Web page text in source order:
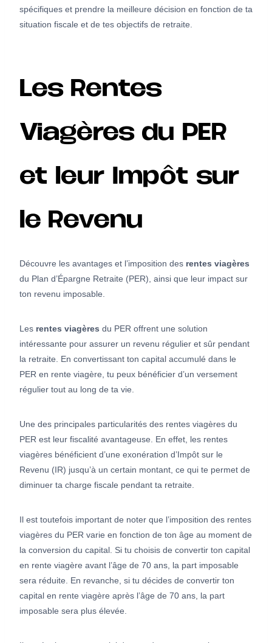
spécifiques et prendre la meilleure décision en fonction de ta
situation fiscale et de tes objectifs de retraite.
Les Rentes
Viagères du PER
et leur Impôt sur
le Revenu
Découvre les avantages et l’imposition des rentes viagères
du Plan d’Épargne Retraite (PER), ainsi que leur impact sur
ton revenu imposable.
Les rentes viagères du PER offrent une solution
intéressante pour assurer un revenu régulier et sûr pendant
la retraite. En convertissant ton capital accumulé dans le
PER en rente viagère, tu peux bénéficier d’un versement
régulier tout au long de ta vie.
Une des principales particularités des rentes viagères du
PER est leur fiscalité avantageuse. En effet, les rentes
viagères bénéficient d’une exonération d’Impôt sur le
Revenu (IR) jusqu’à un certain montant, ce qui te permet de
diminuer ta charge fiscale pendant ta retraite.
Il est toutefois important de noter que l’imposition des rentes
viagères du PER varie en fonction de ton âge au moment de
la conversion du capital. Si tu choisis de convertir ton capital
en rente viagère avant l’âge de 70 ans, la part imposable
sera réduite. En revanche, si tu décides de convertir ton
capital en rente viagère après l’âge de 70 ans, la part
imposable sera plus élevée.